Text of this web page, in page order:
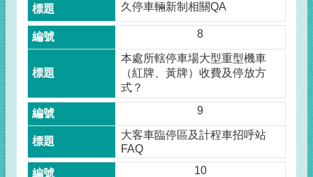
久停車輛新制相關QA
8
本處所轄停車場大型重型機車
（紅牌、黃牌）收費及停放方
式？
9
大客車臨停區及計程車招呼站
FAQ
10